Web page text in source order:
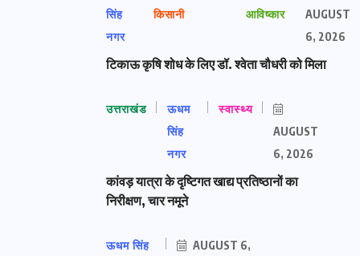
सिंह
नगर
किसानी आविष्कार
AUGUST
6, 2026
टिकाऊ कृषि शोध के लिए डॉ. श्वेता चौधरी को मिला
उत्तराखंड
ऊधम
सिंह
नगर
स्वास्थ्य
AUGUST
6, 2026
कांवड़ यात्रा के दृष्टिगत खाद्य प्रतिष्ठानों का
निरीक्षण, चार नमूने
ऊधम सिंह
AUGUST 6,